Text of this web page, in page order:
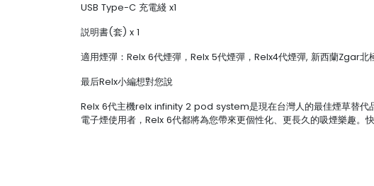
USB Type-C 充電綫 x1
説明書(套) x 1
適用煙彈：Relx 6代煙彈，Relx 5代煙彈，Relx4代煙彈, 新西蘭Zgar北
最后Relx小編想對您說
Relx 6代主機relx infinity 2 pod system是現在台灣人的最佳煙草替代
電子煙使用者，Relx 6代都將為您帶來更個性化、更長久的吸煙樂趣。